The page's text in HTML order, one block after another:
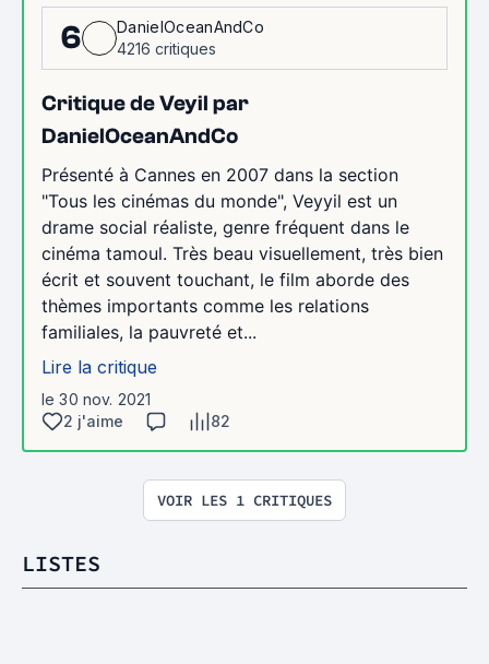
6
DanielOceanAndCo
4216 critiques
Critique de Veyil par
DanielOceanAndCo
Présenté à Cannes en 2007 dans la section
"Tous les cinémas du monde", Veyyil est un
drame social réaliste, genre fréquent dans le
cinéma tamoul. Très beau visuellement, très bien
écrit et souvent touchant, le film aborde des
thèmes importants comme les relations
familiales, la pauvreté et...
Lire la critique
le 30 nov. 2021
2 j'aime
82
VOIR LES 1 CRITIQUES
LISTES